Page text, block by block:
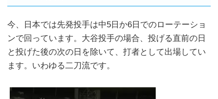
今、日本では先発投手は中5日か6日でのローテーショ
ンで回っています。大谷投手の場合、投げる直前の日
と投げた後の次の日を除いて、打者として出場してい
ます。いわゆる二刀流です。